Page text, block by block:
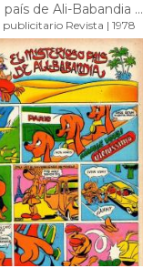
El misterioso país de Ali-Babandia ep. 5
Revista | 1978